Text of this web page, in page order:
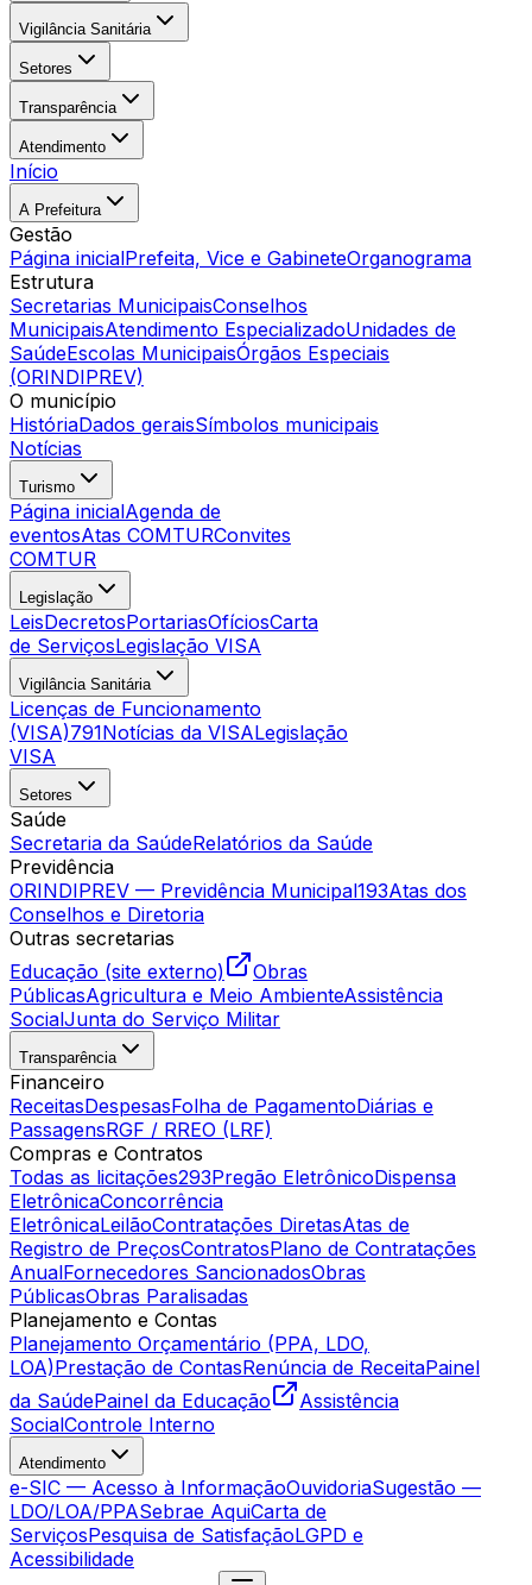
Vigilância Sanitária
Setores
Transparência
Atendimento
Início
A Prefeitura
Gestão
Página inicialPrefeita, Vice e GabineteOrganograma
Estrutura
Secretarias MunicipaisConselhos
MunicipaisAtendimento EspecializadoUnidades de
SaúdeEscolas MunicipaisÓrgãos Especiais
(ORINDIPREV)
O município
HistóriaDados geraisSímbolos municipais
Notícias
Turismo
Página inicialAgenda de
eventosAtas COMTURConvites
COMTUR
Legislação
LeisDecretosPortariasOfíciosCarta
de ServiçosLegislação VISA
Vigilância Sanitária
Licenças de Funcionamento
(VISA)791Notícias da VISALegislação
VISA
Setores
Saúde
Secretaria da SaúdeRelatórios da Saúde
Previdência
ORINDIPREV — Previdência Municipal193Atas dos
Conselhos e Diretoria
Outras secretarias
Educação (site externo)
Obras
PúblicasAgricultura e Meio AmbienteAssistência
SocialJunta do Serviço Militar
Transparência
Financeiro
ReceitasDespesasFolha de PagamentoDiárias e
PassagensRGF / RREO (LRF)
Compras e Contratos
Todas as licitações293Pregão EletrônicoDispensa
EletrônicaConcorrência
EletrônicaLeilãoContratações DiretasAtas de
Registro de PreçosContratosPlano de Contratações
AnualFornecedores SancionadosObras
PúblicasObras Paralisadas
Planejamento e Contas
Planejamento Orçamentário (PPA, LDO,
LOA)Prestação de ContasRenúncia de ReceitaPainel
da SaúdePainel da Educação
Assistência
SocialControle Interno
Atendimento
e-SIC — Acesso à InformaçãoOuvidoriaSugestão —
LDO/LOA/PPASebrae AquiCarta de
ServiçosPesquisa de SatisfaçãoLGPD e
Acessibilidade